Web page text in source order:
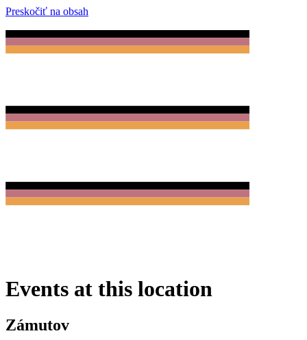
Preskočiť na obsah
Events at this location
Zámutov